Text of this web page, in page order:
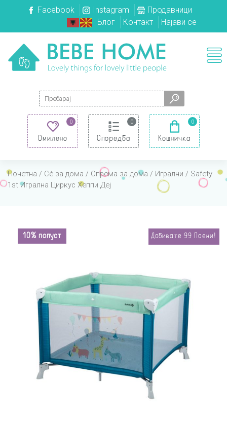
Facebook Instagram
Продавници
Блог
Контакт Најави се
Search for:
0
Омилено
0
Споредба
0
Кошничка
Почетна / Сè за дома / Опрема за дома / Игрални / Safety
1st Игрална Циркус Хеппи Деј
10% попуст Добивате 99 Поени!